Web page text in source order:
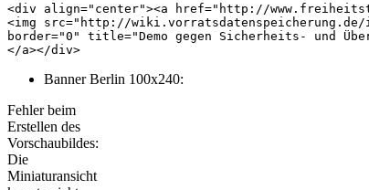
<div align="center"><a href="http://
<img src="http://wiki.vorratsdatenspeicherung.de/
border="0" title="Demo gegen Sicherheits- und
</a></div>
Banner Berlin 100x240:
Fehler beim
Erstellen des
Vorschaubildes:
Die
Miniaturansicht